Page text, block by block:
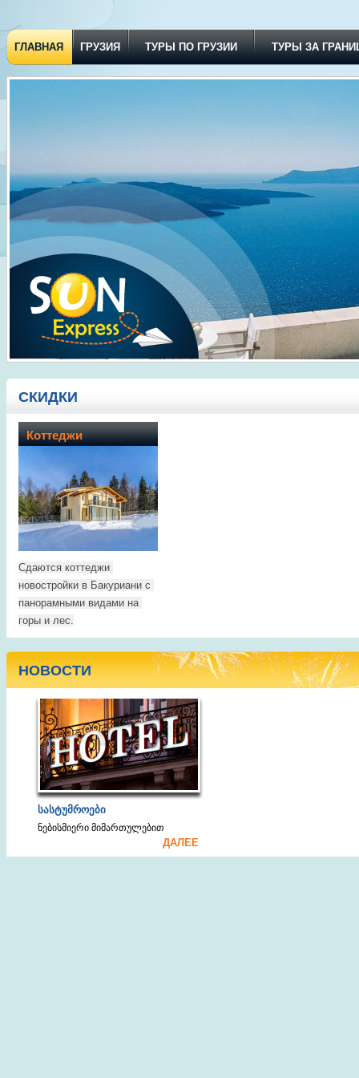
ГЛАВНАЯ ГРУЗИЯ ТУРЫ ПО ГРУЗИИ ТУРЫ ЗА
СКИДКИ
Коттеджи
Сдаются коттеджи
новостройки в Бакуриани с
панорамными видами на
горы и лес.
НОВОСТИ
სასტუმროები
ნებისმიერი მიმართულებით
ДАЛЕЕ